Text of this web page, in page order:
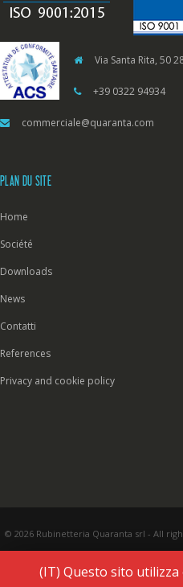
Via Santa Rita, 50
+39 0322 94934
commerciale@quaranta.com
PLAN DU SITE
Home
Société
Downloads
News
Contatti
References
Privacy and cookie policy
© 2026 Rubinetteria Quaranta srl - All
(IT) Questo sito